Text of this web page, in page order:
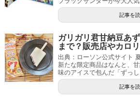
記事を
ガリガリ君甘納豆あ
まで？販売店やカロ
出典：ローソン公式サイト
新たな限定商品はなんと、
味のアイスで包んだ「ずっ
記事を